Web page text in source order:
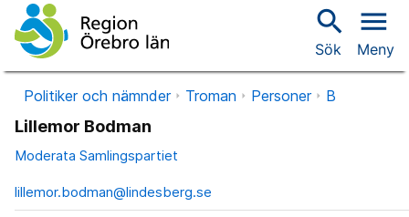
search
Sök
menu
Meny
Politiker och nämnder Troman Personer B
Lillemor Bodman
Moderata Samlingspartiet
lillemor.bodman@lindesberg.se